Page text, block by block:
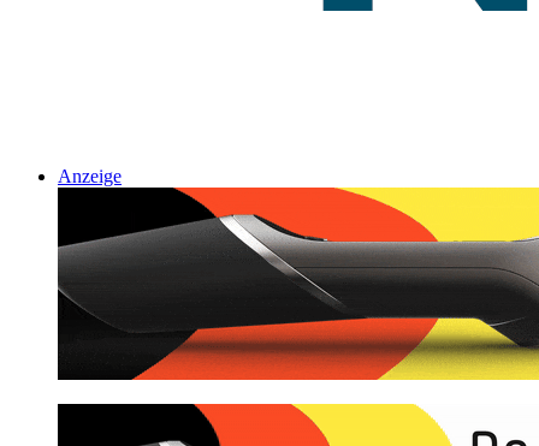
Anzeige